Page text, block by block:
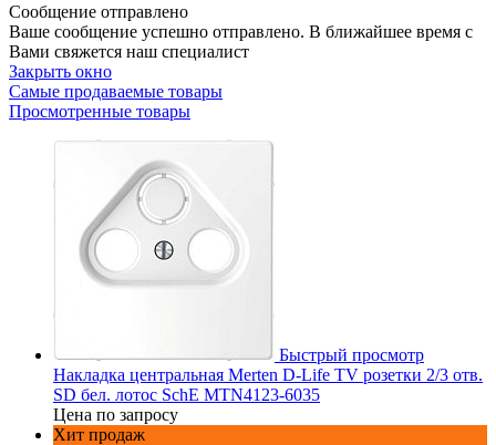
Сообщение отправлено
Ваше сообщение успешно отправлено. В ближайшее время с
Вами свяжется наш специалист
Закрыть окно
Самые продаваемые товары
Просмотренные товары
Быстрый просмотр
Накладка центральная Merten D-Life TV розетки 2/3 отв.
SD бел. лотос SchE MTN4123-6035
Цена по запросу
Хит продаж